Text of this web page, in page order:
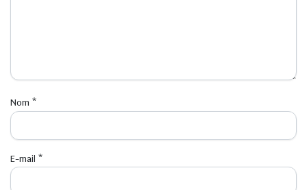
Nom *
E-mail *